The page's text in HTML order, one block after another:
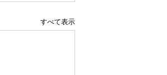
すべて表示